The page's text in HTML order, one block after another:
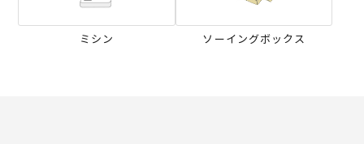
ミシン ソーイングボックス